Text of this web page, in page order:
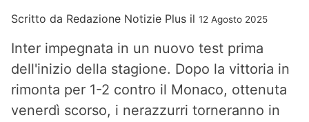
Scritto da Redazione Notizie Plus il 12 Agosto 2025
Inter impegnata in un nuovo test prima
dell'inizio della stagione. Dopo la vittoria in
rimonta per 1-2 contro il Monaco, ottenuta
venerdì scorso, i nerazzurri torneranno in